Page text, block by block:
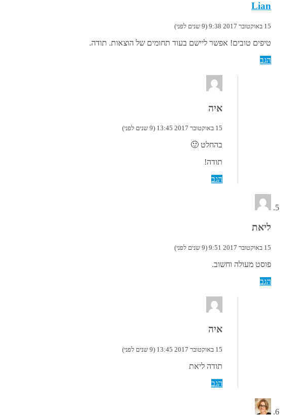
Lian
15 באוקטובר 2017 9:38 (9 שנים לפני)
טיפים טובים! אפשר ליישם בעוד תחומים של הוצאות. תודה.
הגב
איה
15 באוקטובר 2017 13:45 (9 שנים לפני)
בהחלט 🙂
תודה!
הגב
ליאת
15 באוקטובר 2017 9:51 (9 שנים לפני)
פוסט מעולה וחשוב.
הגב
איה
15 באוקטובר 2017 13:45 (9 שנים לפני)
תודה ליאת
הגב